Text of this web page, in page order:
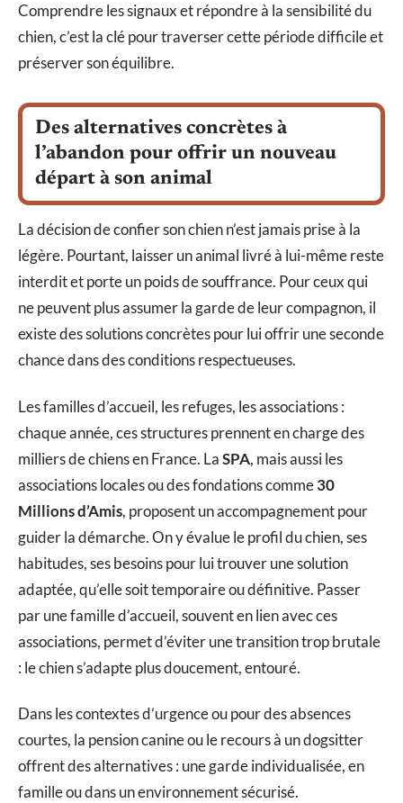
Comprendre les signaux et répondre à la sensibilité du
chien, c’est la clé pour traverser cette période difficile et
préserver son équilibre.
Des alternatives concrètes à
l’abandon pour offrir un nouveau
départ à son animal
La décision de confier son chien n’est jamais prise à la
légère. Pourtant, laisser un animal livré à lui-même reste
interdit et porte un poids de souffrance. Pour ceux qui
ne peuvent plus assumer la garde de leur compagnon, il
existe des solutions concrètes pour lui offrir une seconde
chance dans des conditions respectueuses.
Les familles d’accueil, les refuges, les associations :
chaque année, ces structures prennent en charge des
milliers de chiens en France. LaSPA, mais aussi les
associations locales ou des fondations comme30
Millions d’Amis, proposent un accompagnement pour
guider la démarche. On y évalue le profil du chien, ses
habitudes, ses besoins pour lui trouver une solution
adaptée, qu’elle soit temporaire ou définitive. Passer
par une famille d’accueil, souvent en lien avec ces
associations, permet d’éviter une transition trop brutale
: le chien s’adapte plus doucement, entouré.
Dans les contextes d’urgence ou pour des absences
courtes, la pension canine ou le recours à un dogsitter
offrent des alternatives : une garde individualisée, en
famille ou dans un environnement sécurisé.